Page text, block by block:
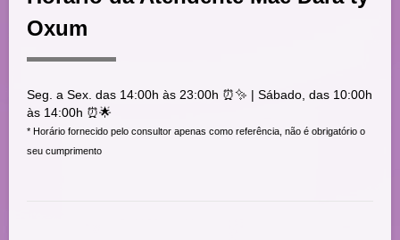
Oxum
Seg. a Sex. das 14:00h às 23:00h ⏰✨ | Sábado, das 10:00h
às 14:00h ⏰🌟
* Horário fornecido pelo consultor apenas como referência, não é obrigatório o
seu cumprimento